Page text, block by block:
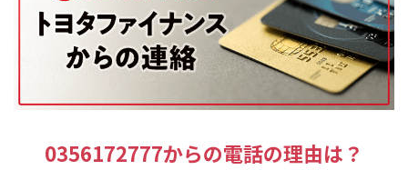
0356172777からの電話の理由は？